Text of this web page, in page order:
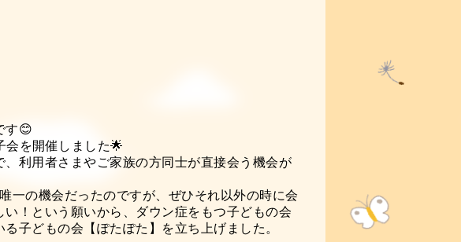
す😊
会を開催しました🌟
利用者さまやご家族の方同士が直接会う機会が
一の機会だったのですが、ぜひそれ以外の時に会
！という願いから、ダウン症をもつ子どもの会
子どもの会【ぽたぽた】を立ち上げました。